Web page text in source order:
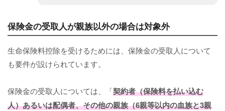
保険金の受取人が親族以外の場合は対象外
生命保険料控除を受けるためには、保険金の受取人について
も要件が設けられています。
保険金の受取人については、「契約者（保険料を払い込む
人）あるいは配偶者、その他の親族（6親等以内の血族と3親